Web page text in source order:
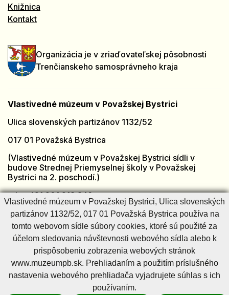
Knižnica
Kontakt
Organizácia je v zriaďovateľskej pôsobnosti
Trenčianskeho samosprávneho kraja
Vlastivedné múzeum v Považskej Bystrici
Ulica slovenských partizánov 1132/52
017 01 Považská Bystrica
(Vlastivedné múzeum v Považskej Bystrici sídli v
budove Strednej Priemyselnej školy v Považskej
Bystrici na 2. poschodí.)
tel.: +421 901 918 846
e-mail:muzeumpb@muzeumpb.sk
Otvorené: [PO - PI]7:00 – 15:00
Zatvorené: [SO - NE] a sviatky
Cookies nastavenieCookies - viac informáciíVyhlásenie o prístupnosti
Technický prevádzkovateľ
Správca obsahu
Vlastivedné múzeum v Považskej Bystrici, Ulica slovenských
partizánov 1132/52, 017 01 Považská Bystrica používa na
tomto webovom sídle súbory cookies, ktoré sú použité za
účelom sledovania návštevnosti webového sídla alebo k
prispôsobeniu zobrazenia webových stránok
www.muzeumpb.sk. Prehliadaním a použitím príslušného
nastavenia webového prehliadača vyjadrujete súhlas s ich
používaním.